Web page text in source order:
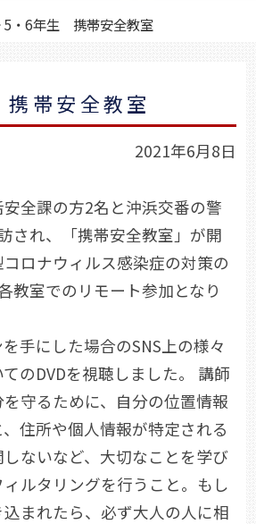
5・6年生 携帯安全教室
帯安全教室
2021年6月8日
全課の方2名と沖浜交番の警
され、「携帯安全教室」が開
ロナウィルス感染症の対策の
教室でのリモート参加となり
手にした場合のSNS上の様々
のDVDを視聴しました。 講師
守るために、自分の位置情報
住所や個人情報が特定される
ないなど、大切なことを学び
ルタリングを行うこと。もし
まれたら、必ず大人の人に相